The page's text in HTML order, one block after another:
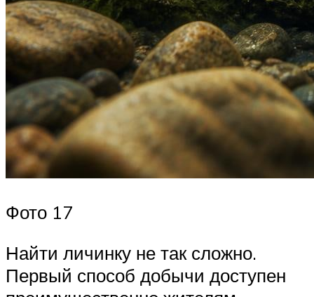
Фото 17
Найти личинку не так сложно.
Первый способ добычи доступен